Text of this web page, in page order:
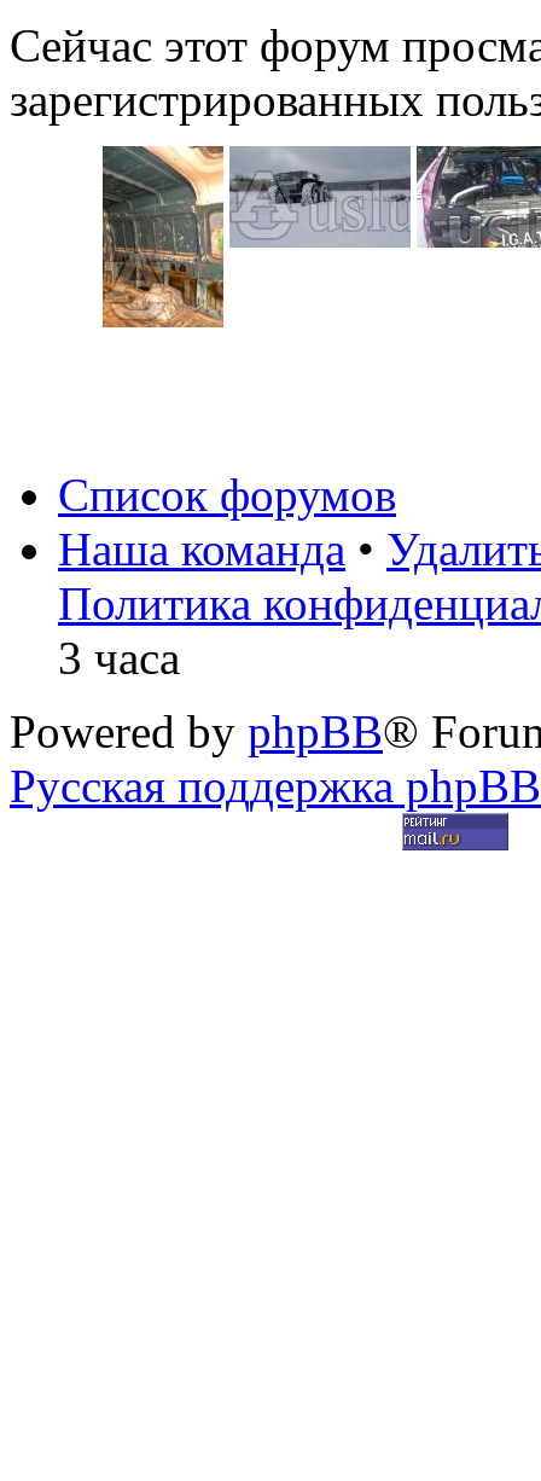
Сейчас этот форум
зарегистрированных
Список форумов
Наша команда •
Политика
3 часа
Powered by phpBB®
Русская поддержка phpBB